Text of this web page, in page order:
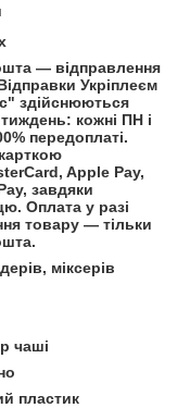
— відправлення
Укріплеєм
здійснюються
тиждень: кожні ПН і
передоплаті.
Apple Pay,
завдяки
Оплата у разі
товару — тільки
міксерів
чаші
пластик